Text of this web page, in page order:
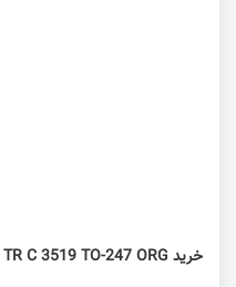
خرید TR C 3519 TO-247 ORG